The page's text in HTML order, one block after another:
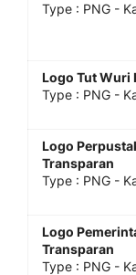
Type : PNG -
Logo Tut Wuri
Type : PNG -
Logo
Transparan
Type : PNG -
Logo
Transparan
Type : PNG -